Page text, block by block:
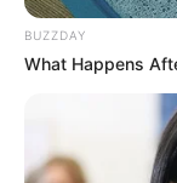
para isso, mas
as
tamanhos e
Geralmente
fazer, por isso
BUZZDAY
What Happens